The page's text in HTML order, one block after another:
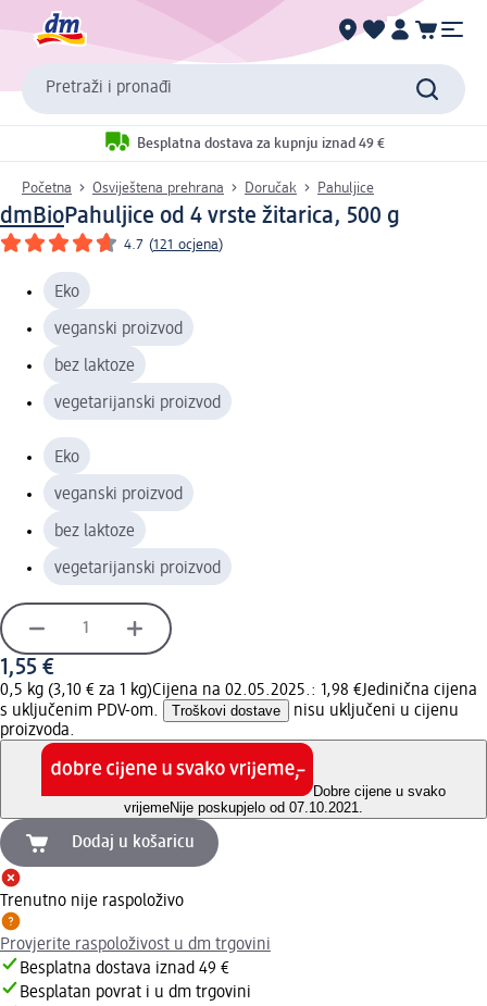
Pretraži i pronađi
Besplatna dostava za kupnju iznad 49 €
Početna Osviještena prehrana Doručak Pahuljice
dmBioPahuljice od 4 vrste žitarica, 500 g
4.7 (121 ocjena)
Eko
veganski proizvod
bez laktoze
vegetarijanski proizvod
Eko
veganski proizvod
bez laktoze
vegetarijanski proizvod
1,55 €
0,5 kg (3,10 € za 1 kg)Cijena na 02.05.2025.: 1,98 €Jedinična cijena
s uključenim PDV-om.
Troškovi dostave
nisu uključeni u cijenu
proizvoda.
Dobre cijene u svako
vrijemeNije poskupjelo od 07.10.2021.
Dodaj u košaricu
Trenutno nije raspoloživo
Provjerite raspoloživost u dm trgovini
Besplatna dostava iznad 49 €
Besplatan povrat i u dm trgovini